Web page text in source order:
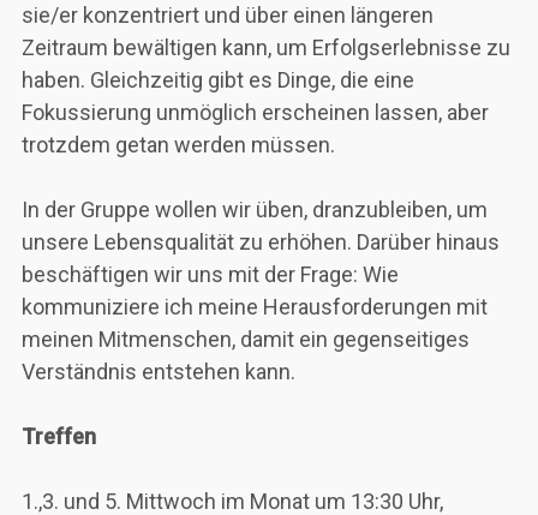
sie/er konzentriert und über einen längeren
Zeitraum bewältigen kann, um Erfolgserlebnisse zu
haben. Gleichzeitig gibt es Dinge, die eine
Fokussierung unmöglich erscheinen lassen, aber
trotzdem getan werden müssen.
In der Gruppe wollen wir üben, dranzubleiben, um
unsere Lebensqualität zu erhöhen. Darüber hinaus
beschäftigen wir uns mit der Frage: Wie
kommuniziere ich meine Herausforderungen mit
meinen Mitmenschen, damit ein gegenseitiges
Verständnis entstehen kann.
Treffen
1.,3. und 5. Mittwoch im Monat um 13:30 Uhr,